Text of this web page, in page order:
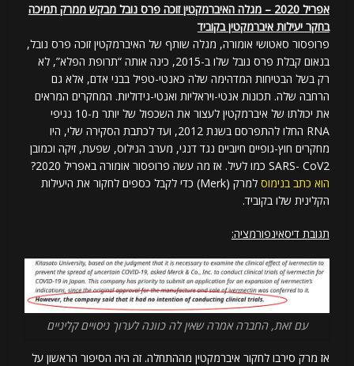
אפריל 2020 – מגלה האיברמקטין זוכה פרס נובל מבקש ממרק תמיכה
בחקר יעילות איברמקטין בקוביד
פרופסור סאטושי אומורה, מגלה שותף של האיברמקטין זוכה פרס נובל,
בנאום קבלת פרס נובל שלו ב-2015, כינה אותה “תרופת הפלא”, לא
רק בשל הבטיחות המדהימה שלה כאנטי-טפיל בבני אדם, אלא גם
הרחבה שלה. תכונות אנטי-ויראליות ואנטי-גידוליות. המחקרים המראים
את יכולתו של איברמקטין לעצור את השכפול של יותר מ-10 נגיפי
RNA החלו להתפרסם בשנת 2012, ועד לכתבת הסקירה שלי, היו
מחקרים חוץ-גופיים חיוביים נגד דנגי, מערב הנילוס, שפעת, זיקה וכמובן
SARS- CoV2 כמו לעיל. אז מה עשה פרופסור אומורה באפריל 2020?
הוא כתב בנימוס
למרק (Merk) כדי לקבל כספים לחקור את היעילות
הקלינית שלו בקוביד.
תגובת דיסאינפורמציה:
עם זאת, החברה אמרה שאין לה כוונה לערוך ניסויים קליניים
אז מרק סירבו לחקור איברמקטין מההתחלה. זה היה הסיפור הראשון על